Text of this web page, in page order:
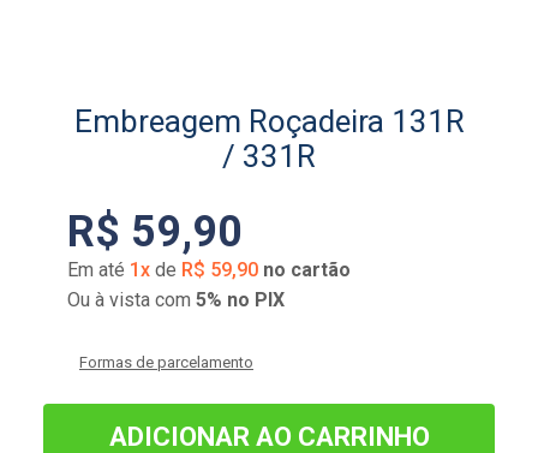
Embreagem Roçadeira 131R
/ 331R
R$ 59,90
Em até 1 x de R$ 59,90 no cartão
Ou à vista com 5% no PIX
Formas de parcelamento
ADICIONAR AO CARRINHO